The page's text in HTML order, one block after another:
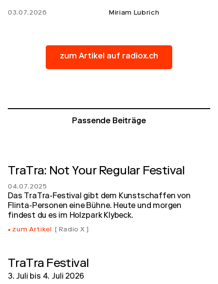
03.07.2026 Miriam Lubrich
zum Artikel auf radiox.ch
Passende Beiträge
TraTra: Not Your Regular Festival
04.07.2025
Das TraTra-Festival gibt dem Kunstschaffen von
Flinta-Personen eine Bühne. Heute und morgen
findest du es im Holzpark Klybeck.
zum Artikel Radio X
TraTra Festival
3. Juli bis 4. Juli 2026